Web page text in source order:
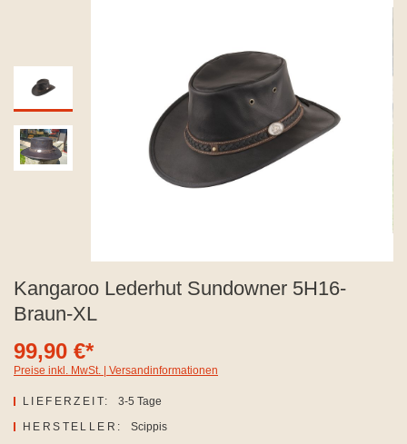
Kangaroo Lederhut Sundowner 5H16-
Braun-XL
99,90 €*
Preise inkl. MwSt. | Versandinformationen
LIEFERZEIT:
3-5 Tage
HERSTELLER:
Scippis